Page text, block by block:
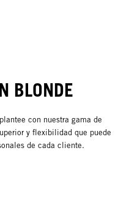
BLONDE
con nuestra gama de
y flexibilidad que puede
de cada cliente.